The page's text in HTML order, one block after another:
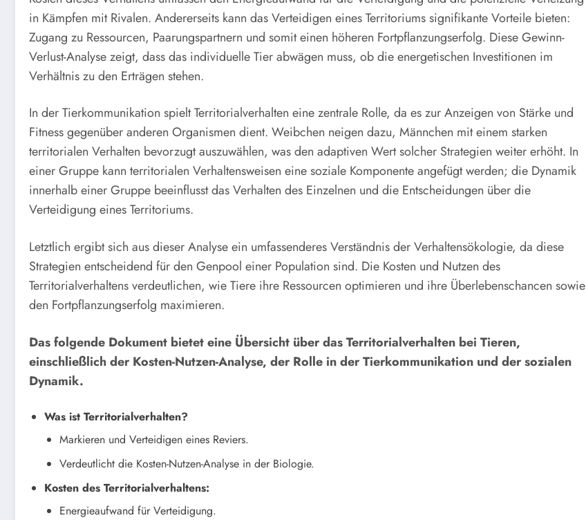
in Kämpfen mit Rivalen. Andererseits kann das Verteidigen eines Territoriums signifikante Vorteile bieten:
Zugang zu Ressourcen, Paarungspartnern und somit einen höheren Fortpflanzungserfolg. Diese Gewinn-
Verlust-Analyse zeigt, dass das individuelle Tier abwägen muss, ob die energetischen Investitionen im
Verhältnis zu den Erträgen stehen.
In der Tierkommunikation spielt Territorialverhalten eine zentrale Rolle, da es zur Anzeigen von Stärke und
Fitness gegenüber anderen Organismen dient. Weibchen neigen dazu, Männchen mit einem starken
territorialen Verhalten bevorzugt auszuwählen, was den adaptiven Wert solcher Strategien weiter erhöht. In
einer Gruppe kann territorialen Verhaltensweisen eine soziale Komponente angefügt werden; die Dynamik
innerhalb einer Gruppe beeinflusst das Verhalten des Einzelnen und die Entscheidungen über die
Verteidigung eines Territoriums.
Letztlich ergibt sich aus dieser Analyse ein umfassenderes Verständnis der Verhaltensökologie, da diese
Strategien entscheidend für den Genpool einer Population sind. Die Kosten und Nutzen des
Territorialverhaltens verdeutlichen, wie Tiere ihre Ressourcen optimieren und ihre Überlebenschancen sowie
den Fortpflanzungserfolg maximieren.
Das folgende Dokument bietet eine Übersicht über das Territorialverhalten bei Tieren,
einschließlich der Kosten-Nutzen-Analyse, der Rolle in der Tierkommunikation und der sozialen
Dynamik.
Was ist Territorialverhalten?
Markieren und Verteidigen eines Reviers.
Verdeutlicht die Kosten-Nutzen-Analyse in der Biologie.
Kosten des Territorialverhaltens:
Energieaufwand für Verteidigung.